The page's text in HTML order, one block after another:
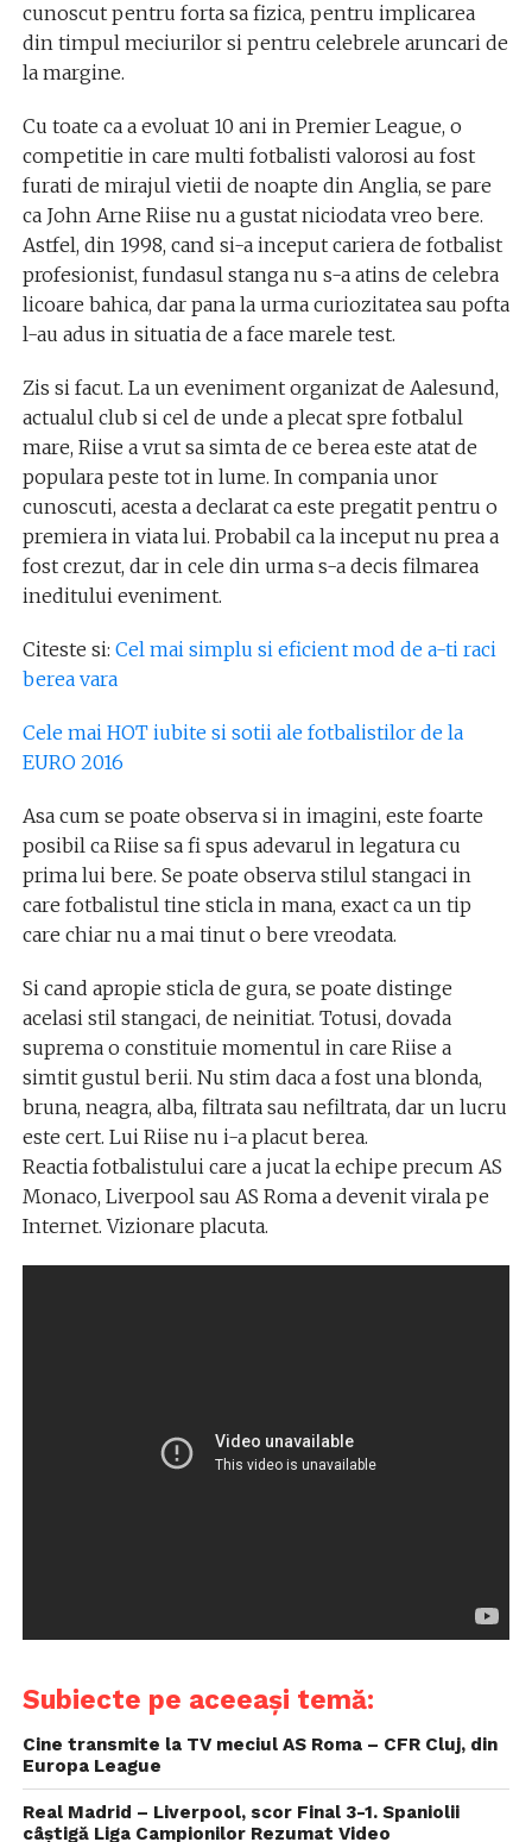
cunoscut pentru forta sa fizica, pentru implicarea
din timpul meciurilor si pentru celebrele aruncari de
la margine.
Cu toate ca a evoluat 10 ani in Premier League, o
competitie in care multi fotbalisti valorosi au fost
furati de mirajul vietii de noapte din Anglia, se pare
ca John Arne Riise nu a gustat niciodata vreo bere.
Astfel, din 1998, cand si-a inceput cariera de fotbalist
profesionist, fundasul stanga nu s-a atins de celebra
licoare bahica, dar pana la urma curiozitatea sau pofta
l-au adus in situatia de a face marele test.
Zis si facut. La un eveniment organizat de Aalesund,
actualul club si cel de unde a plecat spre fotbalul
mare, Riise a vrut sa simta de ce berea este atat de
populara peste tot in lume. In compania unor
cunoscuti, acesta a declarat ca este pregatit pentru o
premiera in viata lui. Probabil ca la inceput nu prea a
fost crezut, dar in cele din urma s-a decis filmarea
ineditului eveniment.
Citeste si: Cel mai simplu si eficient mod de a-ti raci
berea vara
Cele mai HOT iubite si sotii ale fotbalistilor de la
EURO 2016
Asa cum se poate observa si in imagini, este foarte
posibil ca Riise sa fi spus adevarul in legatura cu
prima lui bere. Se poate observa stilul stangaci in
care fotbalistul tine sticla in mana, exact ca un tip
care chiar nu a mai tinut o bere vreodata.
Si cand apropie sticla de gura, se poate distinge
acelasi stil stangaci, de neinitiat. Totusi, dovada
suprema o constituie momentul in care Riise a
simtit gustul berii. Nu stim daca a fost una blonda,
bruna, neagra, alba, filtrata sau nefiltrata, dar un lucru
este cert. Lui Riise nu i-a placut berea.
Reactia fotbalistului care a jucat la echipe precum AS
Monaco, Liverpool sau AS Roma a devenit virala pe
Internet. Vizionare placuta.
Subiecte pe aceeași temă:
Cine transmite la TV meciul AS Roma – CFR Cluj, din
Europa League
Real Madrid – Liverpool, scor Final 3-1. Spaniolii
câştigă Liga Campionilor Rezumat Video